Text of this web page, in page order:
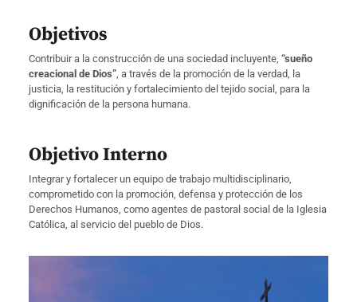
Objetivos
Contribuir a la construcción de una sociedad incluyente, “sueño
creacional de Dios”, a través de la promoción de la verdad, la
justicia, la restitución y fortalecimiento del tejido social, para la
dignificación de la persona humana.
Objetivo Interno
Integrar y fortalecer un equipo de trabajo multidisciplinario,
comprometido con la promoción, defensa y protección de los
Derechos Humanos, como agentes de pastoral social de la Iglesia
Católica, al servicio del pueblo de Dios.